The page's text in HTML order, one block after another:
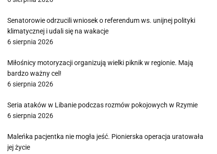
Senatorowie odrzucili wniosek o referendum ws. unijnej polityki
klimatycznej i udali się na wakacje
6 sierpnia 2026
Miłośnicy motoryzacji organizują wielki piknik w regionie. Mają
bardzo ważny cel!
6 sierpnia 2026
Seria ataków w Libanie podczas rozmów pokojowych w Rzymie
6 sierpnia 2026
Maleńka pacjentka nie mogła jeść. Pionierska operacja uratowała
jej życie